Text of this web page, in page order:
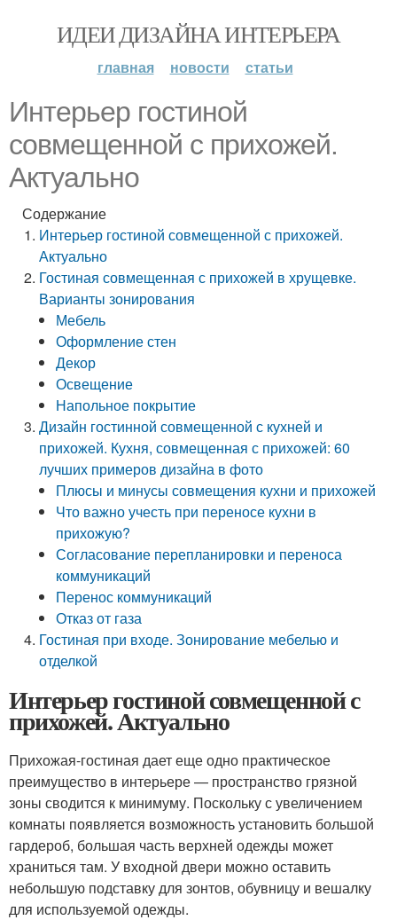
ИДЕИ ДИЗАЙНА ИНТЕРЬЕРА
главная новости статьи
Интерьер гостиной
совмещенной с прихожей.
Актуально
Содержание
Интерьер гостиной совмещенной с прихожей.
Актуально
Гостиная совмещенная с прихожей в хрущевке.
Варианты зонирования
Мебель
Оформление стен
Декор
Освещение
Напольное покрытие
Дизайн гостинной совмещенной с кухней и
прихожей. Кухня, совмещенная с прихожей: 60
лучших примеров дизайна в фото
Плюсы и минусы совмещения кухни и прихожей
Что важно учесть при переносе кухни в
прихожую?
Согласование перепланировки и переноса
коммуникаций
Перенос коммуникаций
Отказ от газа
Гостиная при входе. Зонирование мебелью и
отделкой
Интерьер гостиной совмещенной с
прихожей. Актуально
Прихожая-гостиная дает еще одно практическое
преимущество в интерьере — пространство грязной
зоны сводится к минимуму. Поскольку с увеличением
комнаты появляется возможность установить большой
гардероб, большая часть верхней одежды может
храниться там. У входной двери можно оставить
небольшую подставку для зонтов, обувницу и вешалку
для используемой одежды.